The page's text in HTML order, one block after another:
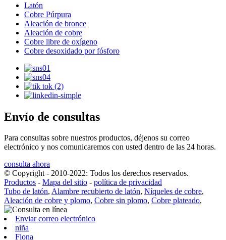
Latón
Cobre Púrpura
Aleación de bronce
Aleación de cobre
Cobre libre de oxígeno
Cobre desoxidado por fósforo
Envío de consultas
Para consultas sobre nuestros productos, déjenos su correo
electrónico y nos comunicaremos con usted dentro de las 24 horas.
consulta ahora
© Copyright - 2010-2022: Todos los derechos reservados.
Productos - Mapa del sitio - política de privacidad
Tubo de latón, Alambre recubierto de latón, Níqueles de cobre,
Aleación de cobre y plomo, Cobre sin plomo, Cobre plateado,
Enviar correo electrónico
niña
Fiona